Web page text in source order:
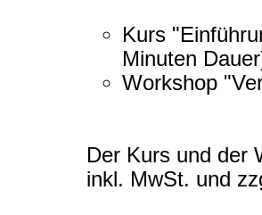
Kurs
Minuten
Workshop
Der Kurs und der
inkl. MwSt. und